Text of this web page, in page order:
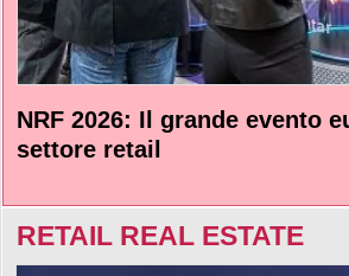
NRF 2026: Il grande evento
settore retail
RETAIL REAL ESTATE